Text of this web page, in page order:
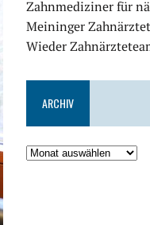
Zahnmediziner für
Meininger
Wieder
ARCHIV